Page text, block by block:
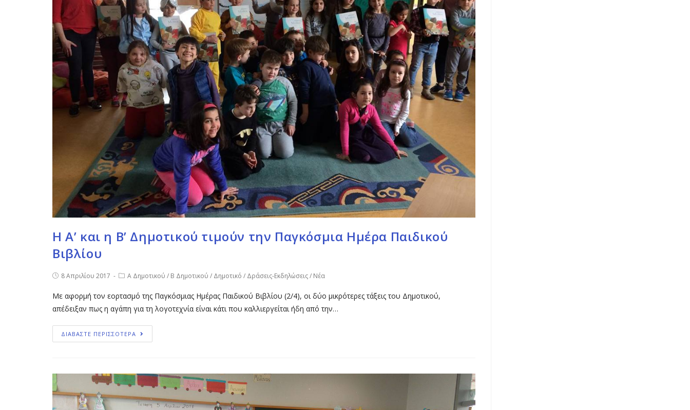
Η Α’ και η Β’ Δημοτικού τιμούν την Παγκόσμια Ημέρα Παιδικού
Βιβλίου
8 Απριλίου 2017 Α Δημοτικού / Β Δημοτικού / Δημοτικό / Δράσεις-Εκδηλώσεις/ Νέα
Με αφορμή τον εορτασμό της Παγκόσμιας Ημέρας Παιδικού Βιβλίου (2/4), οι δύο μικρότερες τάξεις του Δημοτικού,
απέδειξαν πως η αγάπη για τη λογοτεχνία είναι κάτι που καλλιεργείται ήδη από την…
ΔΙΑΒΑΣΤΕ ΠΕΡΙΣΣΟΤΕΡΑ